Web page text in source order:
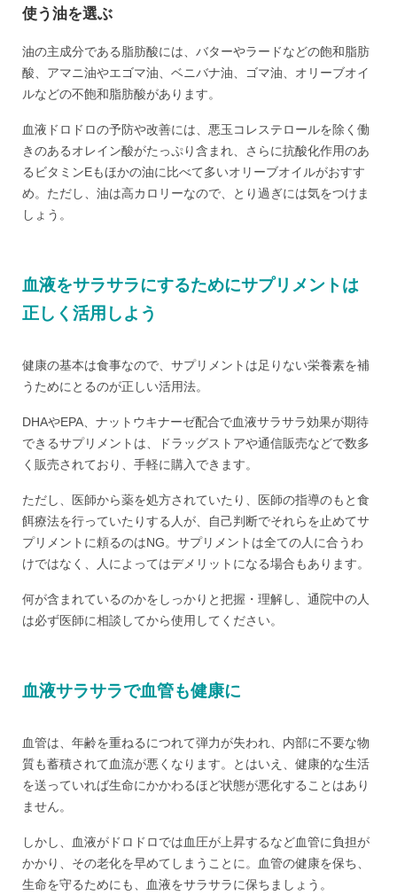
使う油を選ぶ
油の主成分である脂肪酸には、バターやラードなどの飽和脂肪
酸、アマニ油やエゴマ油、ベニバナ油、ゴマ油、オリーブオイ
ルなどの不飽和脂肪酸があります。
血液ドロドロの予防や改善には、悪玉コレステロールを除く働
きのあるオレイン酸がたっぷり含まれ、さらに抗酸化作用のあ
るビタミンEもほかの油に比べて多いオリーブオイルがおすす
め。ただし、油は高カロリーなので、とり過ぎには気をつけま
しょう。
血液をサラサラにするためにサプリメントは
正しく活用しよう
健康の基本は食事なので、サプリメントは足りない栄養素を補
うためにとるのが正しい活用法。
DHAやEPA、ナットウキナーゼ配合で血液サラサラ効果が期待
できるサプリメントは、ドラッグストアや通信販売などで数多
く販売されており、手軽に購入できます。
ただし、医師から薬を処方されていたり、医師の指導のもと食
餌療法を行っていたりする人が、自己判断でそれらを止めてサ
プリメントに頼るのはNG。サプリメントは全ての人に合うわ
けではなく、人によってはデメリットになる場合もあります。
何が含まれているのかをしっかりと把握・理解し、通院中の人
は必ず医師に相談してから使用してください。
血液サラサラで血管も健康に
血管は、年齢を重ねるにつれて弾力が失われ、内部に不要な物
質も蓄積されて血流が悪くなります。とはいえ、健康的な生活
を送っていれば生命にかかわるほど状態が悪化することはあり
ません。
しかし、血液がドロドロでは血圧が上昇するなど血管に負担が
かかり、その老化を早めてしまうことに。血管の健康を保ち、
生命を守るためにも、血液をサラサラに保ちましょう。